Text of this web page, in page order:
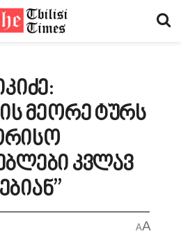
მეორე ტურს
კვლავ
AA